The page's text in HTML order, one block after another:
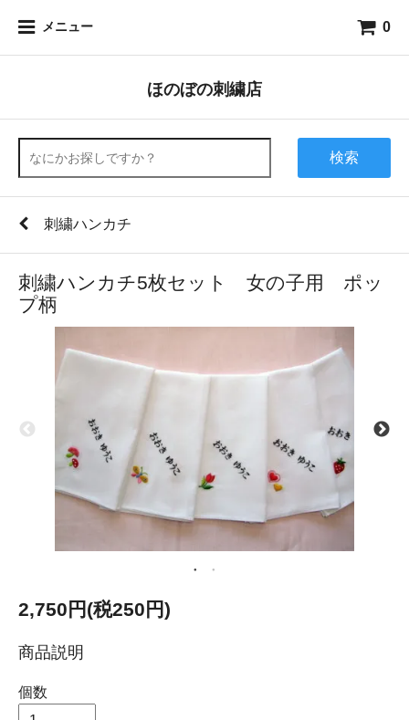
メニュー 0
ほのぼの刺繍店
検索
刺繍ハンカチ
刺繍ハンカチ5枚セット 女の子用 ポッ
プ柄
2,750円(税250円)
商品説明
個数